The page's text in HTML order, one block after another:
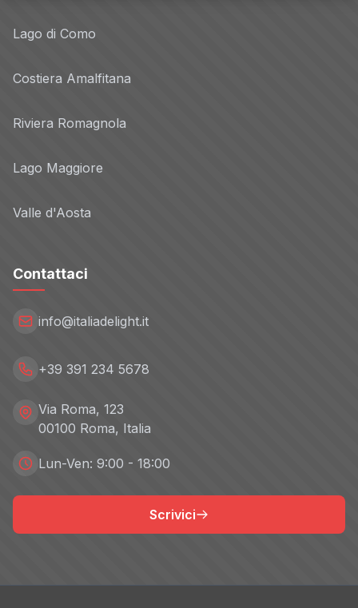
Lago di Como
Costiera Amalfitana
Riviera Romagnola
Lago Maggiore
Valle d'Aosta
Contattaci
info@italiadelight.it
+39 391 234 5678
Via Roma, 123
00100 Roma, Italia
Lun-Ven: 9:00 - 18:00
Scrivici